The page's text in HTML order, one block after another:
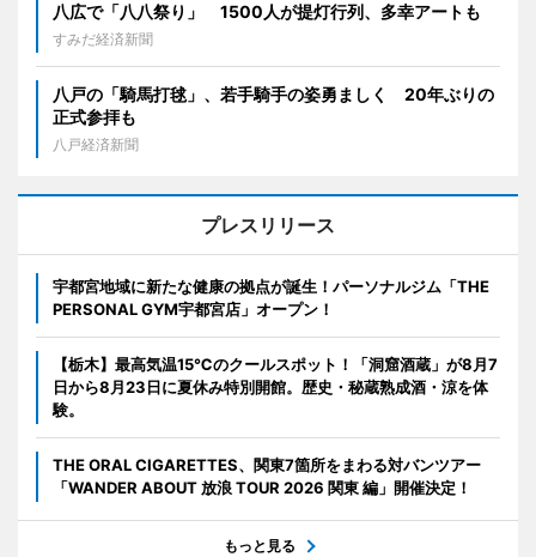
八広で「八八祭り」 1500人が提灯行列、多幸アートも
すみだ経済新聞
八戸の「騎馬打毬」、若手騎手の姿勇ましく 20年ぶりの
正式参拝も
八戸経済新聞
プレスリリース
宇都宮地域に新たな健康の拠点が誕生！パーソナルジム「THE
PERSONAL GYM宇都宮店」オープン！
【栃木】最高気温15℃のクールスポット！「洞窟酒蔵」が8月7
日から8月23日に夏休み特別開館。歴史・秘蔵熟成酒・涼を体
験。
THE ORAL CIGARETTES、関東7箇所をまわる対バンツアー
「WANDER ABOUT 放浪 TOUR 2026 関東 編」開催決定！
もっと見る